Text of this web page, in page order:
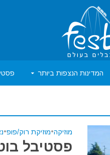
המדינות הנצפות ביותר פסטיBlog
מוזיקה•מוזיקת רוק/פופ•
פסטיבל